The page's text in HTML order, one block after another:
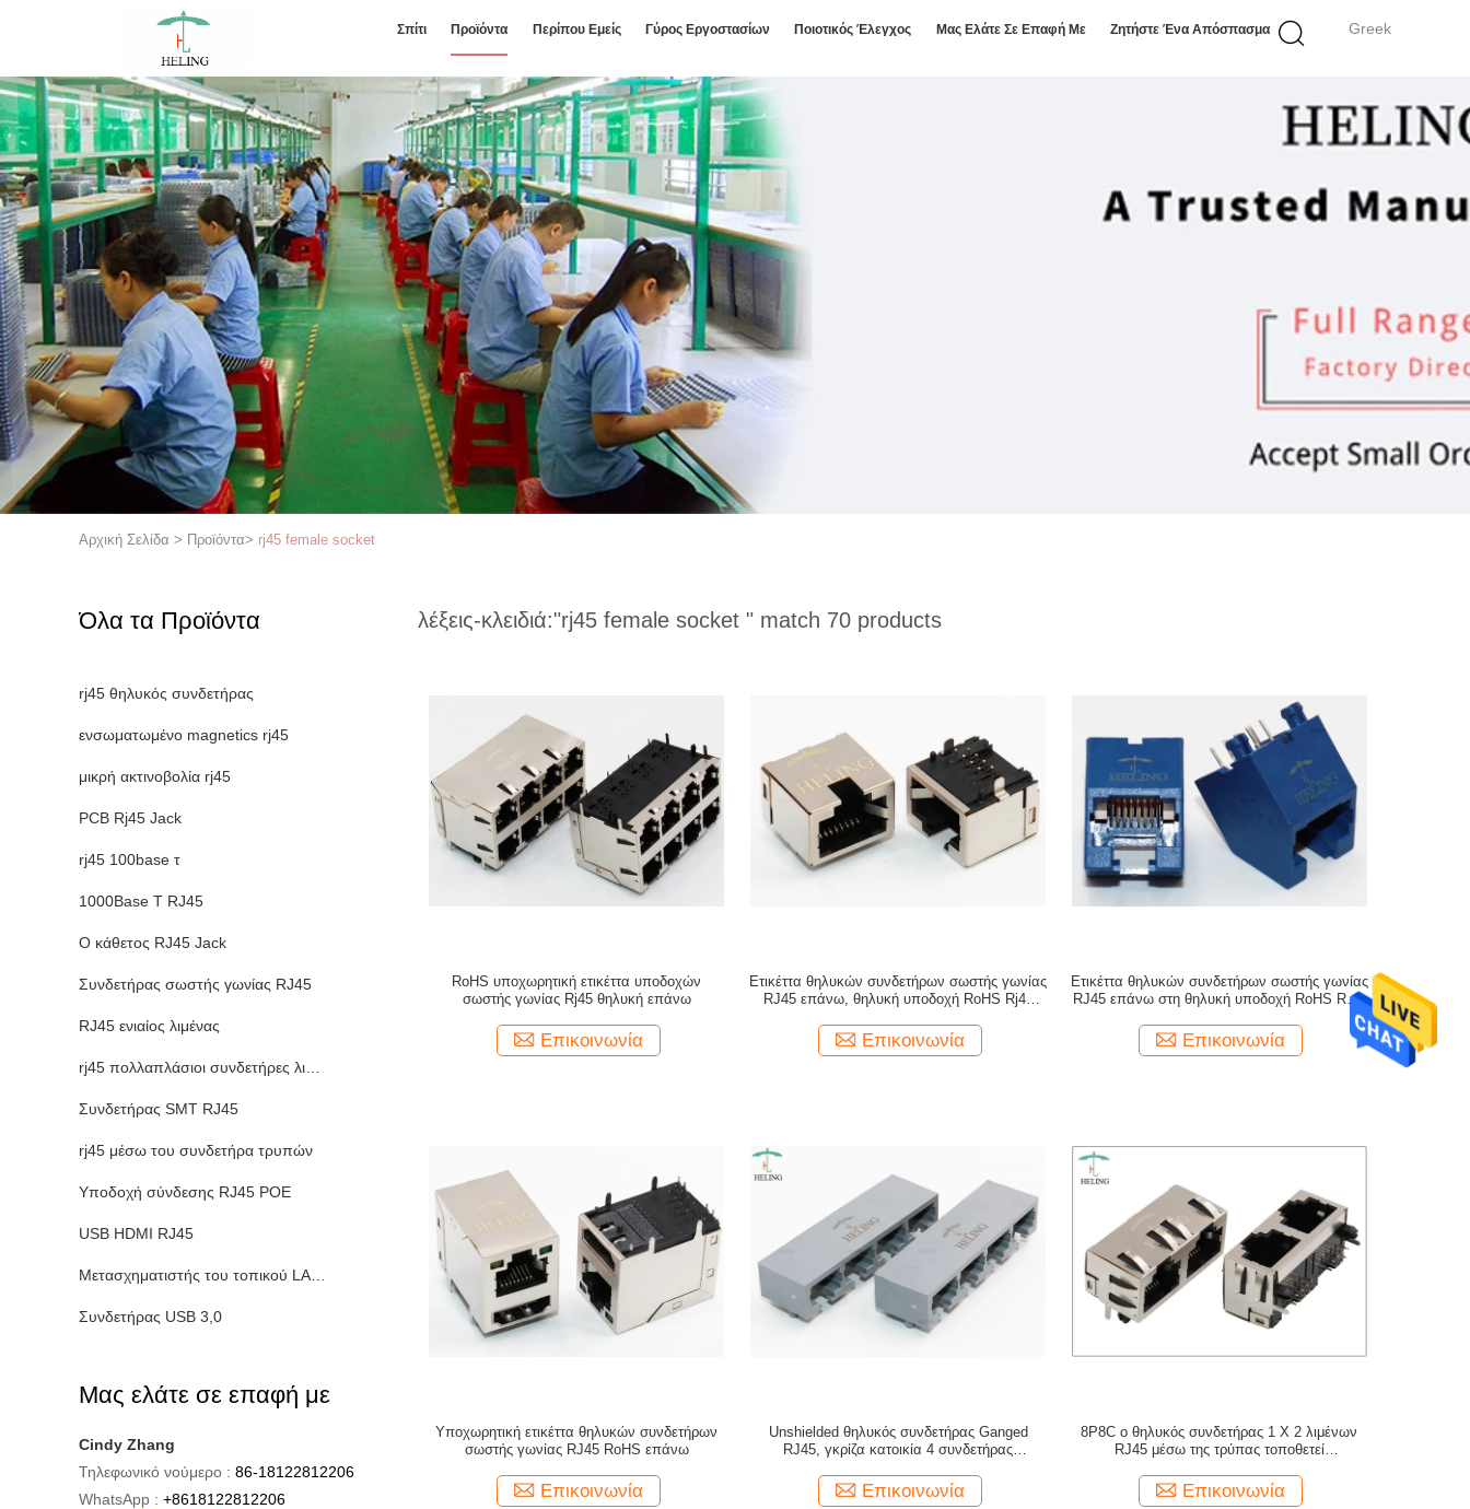
Greek
Σπίτι Προϊόντα Περίπου Εμείς Γύρος Εργοστασίων Ποιοτικός Έλεγχος Μας Ελάτε Σε Επαφή Με Ζητήστε Ένα Απόσπασμα
Αρχική Σελίδα > Προϊόντα> rj45 female socket
Όλα τα Προϊόντα
rj45 θηλυκός συνδετήρας
ενσωματωμένο magnetics rj45
μικρή ακτινοβολία rj45
PCB Rj45 Jack
rj45 100base τ
1000Base Τ RJ45
Ο κάθετος RJ45 Jack
Συνδετήρας σωστής γωνίας RJ45
RJ45 ενιαίος λιμένας
rj45 πολλαπλάσιοι συνδετήρες λιμένων
Συνδετήρας SMT RJ45
rj45 μέσω του συνδετήρα τρυπών
Υποδοχή σύνδεσης RJ45 POE
USB HDMI RJ45
Μετασχηματιστής του τοπικού LAN Ethernet
Συνδετήρας USB 3,0
Μας ελάτε σε επαφή με
Cindy Zhang
Τηλεφωνικό νούμερο : 86-18122812206
WhatsApp : +8618122812206
λέξεις-κλειδιά:"rj45 female socket " match 70 products
RoHS υποχωρητική ετικέττα υποδοχών
σωστής γωνίας Rj45 θηλυκή επάνω
Επικοινωνία
Ετικέττα θηλυκών συνδετήρων σωστής γωνίας
RJ45 επάνω, θηλυκή υποδοχή RoHS Rj45
Επικοινωνία
Ετικέττα θηλυκών συνδετήρων σωστής γωνίας
RJ45 επάνω στη θηλυκή υποδοχή RoHS Rj45
Επικοινωνία
Υποχωρητική ετικέττα θηλυκών συνδετήρων
σωστής γωνίας RJ45 RoHS επάνω
Επικοινωνία
Unshielded θηλυκός συνδετήρας Ganged
RJ45, γκρίζα κατοικία 4 συνδετήρας
Επικοινωνία
8P8C ο θηλυκός συνδετήρας 1 X 2 λιμένων
RJ45 μέσω της τρύπας τοποθετεί
Επικοινωνία